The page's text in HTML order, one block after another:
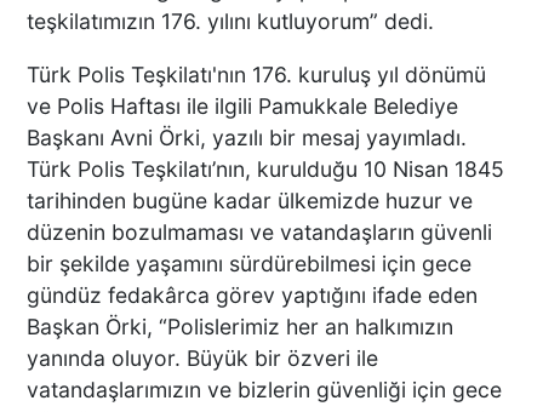
teşkilatımızın 176. yılını kutluyorum” dedi.
Türk Polis Teşkilatı'nın 176. kuruluş yıl dönümü
ve Polis Haftası ile ilgili Pamukkale Belediye
Başkanı Avni Örki, yazılı bir mesaj yayımladı.
Türk Polis Teşkilatı’nın, kurulduğu 10 Nisan 1845
tarihinden bugüne kadar ülkemizde huzur ve
düzenin bozulmaması ve vatandaşların güvenli
bir şekilde yaşamını sürdürebilmesi için gece
gündüz fedakârca görev yaptığını ifade eden
Başkan Örki, “Polislerimiz her an halkımızın
yanında oluyor. Büyük bir özveri ile
vatandaşlarımızın ve bizlerin güvenliği için gece